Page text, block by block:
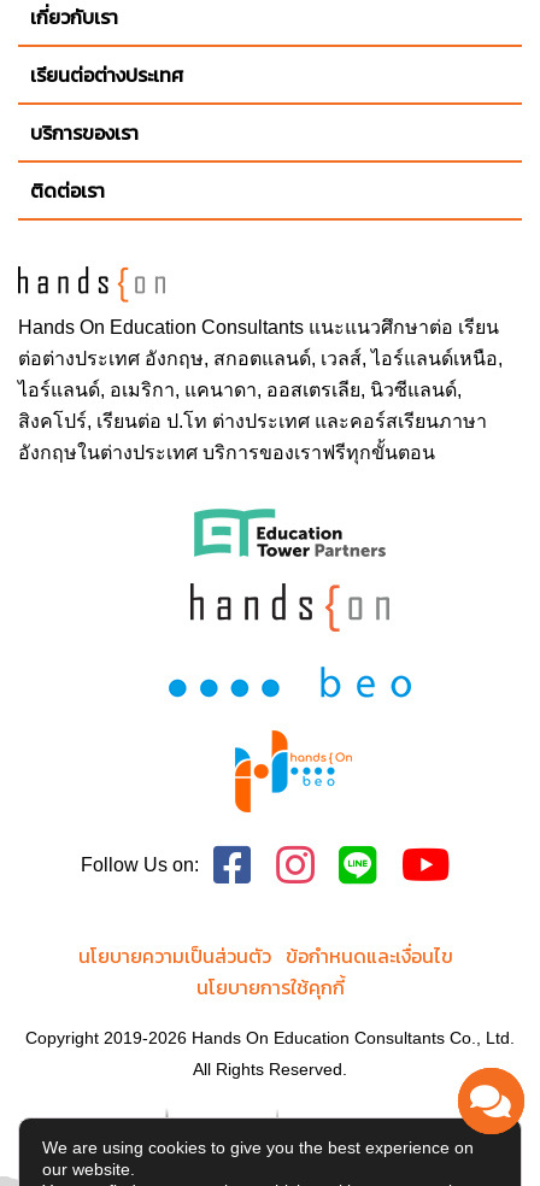
Hands On Education Consultants แนะแนวศึกษาต่อ เรียน
ต่อต่างประเทศ อังกฤษ, สกอตแลนด์, เวลส์, ไอร์แลนด์เหนือ,
ไอร์แลนด์, อเมริกา, แคนาดา, ออสเตรเลีย, นิวซีแลนด์,
สิงคโปร์, เรียนต่อ ป.โท ต่างประเทศ และคอร์สเรียนภาษา
อังกฤษในต่างประเทศ บริการของเราฟรีทุกขั้นตอน
เกี่ยวกับเรา
เรียนต่อต่างประเทศ
บริการของเรา
ติดต่อเรา
Follow Us on:
นโยบายความเป็นส่วนตัว ข้อกำหนดและเงื่อนไข
นโยบายการใช้คุกกี้
Copyright 2019-2026 Hands On Education Consultants Co., Ltd.
All Rights Reserved.
We are using cookies to give you the best experience on
our website.